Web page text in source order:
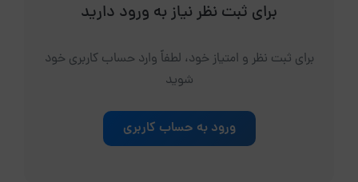
برای ثبت نظر نیاز به ورود دارید
برای ثبت نظر و امتیاز خود، لطفاً وارد حساب کاربری خود
شوید
ورود به حساب کاربری